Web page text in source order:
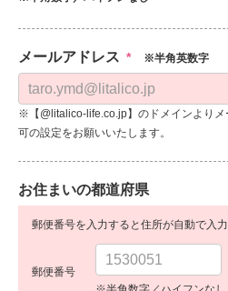
メールアドレス * ※半角英数字
※【@litalico-life.co.jp】のドメインより
可の設定をお願いいたします。
お住まいの都道府県
郵便番号を入力すると住所が自動で入力
郵便番号